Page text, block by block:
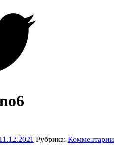
11.12.2021 Рубрика: Комментарии